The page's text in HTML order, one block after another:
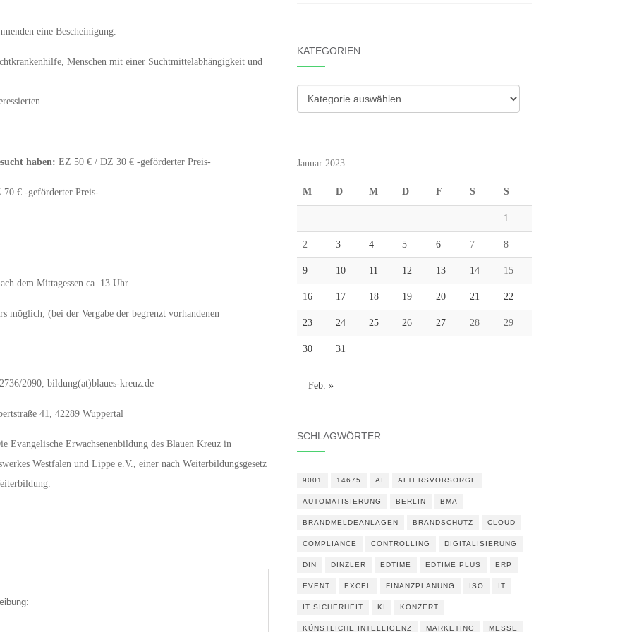
eine Bescheinigung.
Menschen mit einer Suchtmittelabhängigkeit und
haben: EZ 50 € / DZ 30 € -geförderter Preis-
€ -geförderter Preis-
dem Mittagessen ca. 13 Uhr.
möglich; (bei der Vergabe der begrenzt vorhandenen
2090, bildung(at)blaues-kreuz.de
41, 42289 Wuppertal
Evangelische Erwachsenenbildung des Blauen Kreuz in
Westfalen und Lippe e.V., einer nach Weiterbildungsgesetz
KATEGORIEN
Kategorien
Januar 2023
M D M D F S S
1
2 3 4 5 6 7 8
9 10 11 12 13 14 15
16 17 18 19 20 21 22
23 24 25 26 27 28 29
30 31
Feb. »
SCHLAGWÖRTER
9001 14675 AI ALTERSVORSORGE
AUTOMATISIERUNG BERLIN BMA
BRANDMELDEANLAGEN BRANDSCHUTZ CLOUD
COMPLIANCE CONTROLLING DIGITALISIERUNG
DIN DINZLER EDTIME EDTIME PLUS ERP
EVENT EXCEL FINANZPLANUNG ISO IT
IT SICHERHEIT KI KONZERT
KÜNSTLICHE INTELLIGENZ MARKETING MESSE